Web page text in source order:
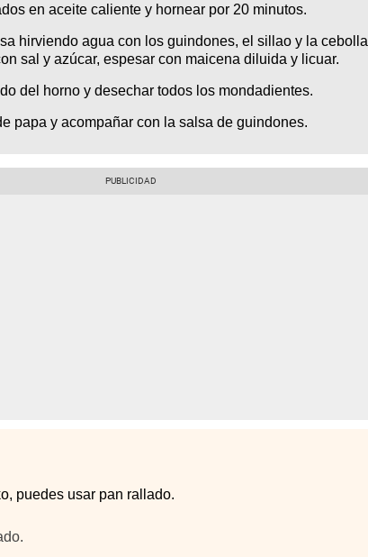
en aceite caliente y hornear por 20 minutos.
hirviendo agua con los guindones, el sillao y la cebolla
sal y azúcar, espesar con maicena diluida y licuar.
del horno y desechar todos los mondadientes.
papa y acompañar con la salsa de guindones.
puedes usar pan rallado.